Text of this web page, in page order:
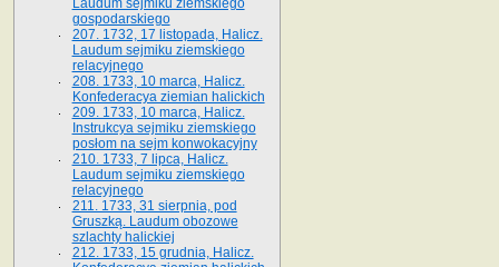
Laudum sejmiku ziemskiego
gospodarskiego
207. 1732, 17 listopada, Halicz.
Laudum sejmiku ziemskiego
relacyjnego
208. 1733, 10 marca, Halicz.
Konfederacya ziemian halickich­
209. 1733, 10 marca, Halicz.
Instrukcya sejmiku ziemskiego
posłom na sejm konwokacyjny
210. 1733, 7 lipca, Halicz.
Laudum sejmiku ziemskiego
relacyjnego
211. 1733, 31 sierpnia, pod
Gruszką. Laudum obozowe
szlachty halickiej
212. 1733, 15 grudnia, Halicz.